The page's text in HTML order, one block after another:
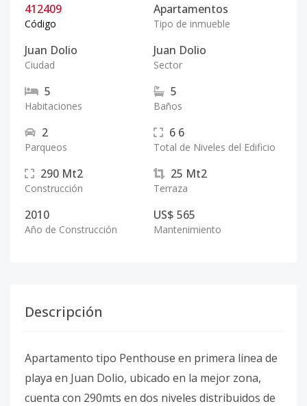
412409
Código
Apartamentos
Tipo de inmueble
Juan Dolio
Ciudad
Juan Dolio
Sector
5
Habitaciones
5
Baños
2
Parqueos
6 6
Total de Niveles del Edificio
290 Mt2
Construcción
25 Mt2
Terraza
2010
Año de Construcción
US$ 565
Mantenimiento
Descripción
Apartamento tipo Penthouse en primera linea de
playa en Juan Dolio, ubicado en la mejor zona,
cuenta con 290mts en dos niveles distribuidos de